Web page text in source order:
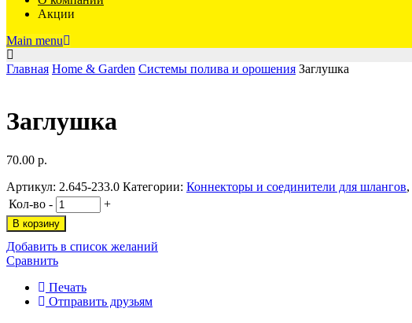
Акции
Main menu
Главная Home & Garden Системы полива и орошения Заглушка
Заглушка
70.00 р.
Артикул: 2.645-233.0 Категории: Коннекторы и соединители для шлангов,
Кол-во - +
В корзину
Добавить в список желаний
Сравнить
Печать
Отправить друзьям